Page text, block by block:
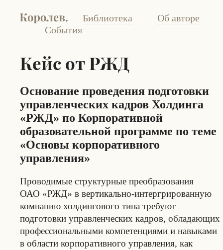
Библиотека
Об авторе
События
Кейс от РЖД
Основание проведения подготовки
управленческих кадров Холдинга
«РЖД» по Корпоративной
образовательной программе по теме
«Основы корпоративного
управления»
Проводимые структурные преобразования
ОАО «РЖД» в вертикально-интергрированную
компанию холдингового типа требуют
подготовки управленческих кадров, обладающих
профессиональными компетенциями и навыками
в области корпоративного управления, как